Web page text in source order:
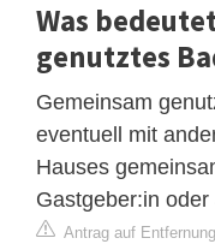
Was
genutztes
Gemeinsam
eventuell mit
Hauses
Gastgeber:in
Antrag auf